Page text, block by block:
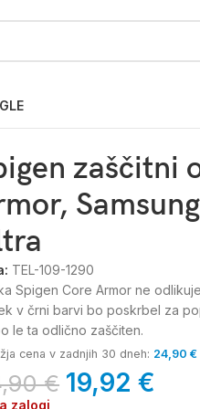
zaščitni
TEL-109-1290
Spigen Core Armor ne
v črni barvi bo poskrbel za
le ta odlično zaščiten.
cena v zadnjih 30 dneh: 24,90€
€ 19,92€
zalogi